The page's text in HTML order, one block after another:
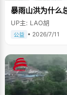
暴雨山洪为什么
UP主: LAO胡
公益 • 2026/7/11